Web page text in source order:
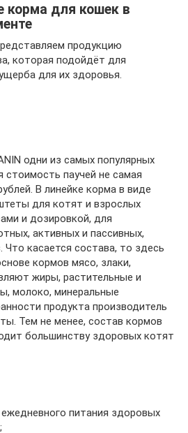
для кошек в
продукцию
которая подойдёт для
для их здоровья.
одни из самых популярных
стоимость паучей не самая
В линейке корма в виде
для котят и взрослых
и дозировкой, для
активных и пассивных,
касается состава, то здесь
кормов мясо, злаки,
жиры, растительные и
молоко, минеральные
продукта производитель
Тем не менее, состав кормов
большинству здоровых котят
питания здоровых